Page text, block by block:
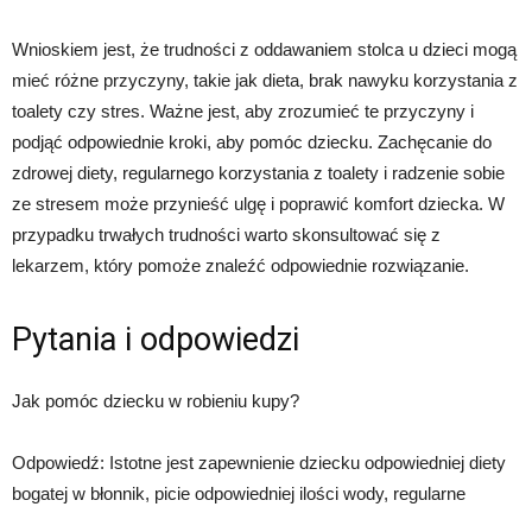
Wnioskiem jest, że trudności z oddawaniem stolca u dzieci mogą
mieć różne przyczyny, takie jak dieta, brak nawyku korzystania z
toalety czy stres. Ważne jest, aby zrozumieć te przyczyny i
podjąć odpowiednie kroki, aby pomóc dziecku. Zachęcanie do
zdrowej diety, regularnego korzystania z toalety i radzenie sobie
ze stresem może przynieść ulgę i poprawić komfort dziecka. W
przypadku trwałych trudności warto skonsultować się z
lekarzem, który pomoże znaleźć odpowiednie rozwiązanie.
Pytania i odpowiedzi
Jak pomóc dziecku w robieniu kupy?
Odpowiedź: Istotne jest zapewnienie dziecku odpowiedniej diety
bogatej w błonnik, picie odpowiedniej ilości wody, regularne